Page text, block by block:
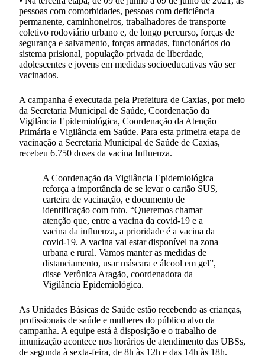
pessoas com comorbidades, pessoas com deficiência
permanente, caminhoneiros, trabalhadores de transporte
coletivo rodoviário urbano e, de longo percurso, forças de
segurança e salvamento, forças armadas, funcionários do
sistema prisional, população privada de liberdade,
adolescentes e jovens em medidas socioeducativas vão ser
vacinados.
A campanha é executada pela Prefeitura de Caxias, por meio
da Secretaria Municipal de Saúde, Coordenação da
Vigilância Epidemiológica, Coordenação da Atenção
Primária e Vigilância em Saúde. Para esta primeira etapa de
vacinação a Secretaria Municipal de Saúde de Caxias,
recebeu 6.750 doses da vacina Influenza.
A Coordenação da Vigilância Epidemiológica
reforça a importância de se levar o cartão SUS,
carteira de vacinação, e documento de
identificação com foto. “Queremos chamar
atenção que, entre a vacina da covid-19 e a
vacina da influenza, a prioridade é a vacina da
covid-19. A vacina vai estar disponível na zona
urbana e rural. Vamos manter as medidas de
distanciamento, usar máscara e álcool em gel”,
disse Verônica Aragão, coordenadora da
Vigilância Epidemiológica.
As Unidades Básicas de Saúde estão recebendo as crianças,
profissionais de saúde e mulheres do público alvo da
campanha. A equipe está à disposição e o trabalho de
imunização acontece nos horários de atendimento das UBSs,
de segunda à sexta-feira, de 8h às 12h e das 14h às 18h.